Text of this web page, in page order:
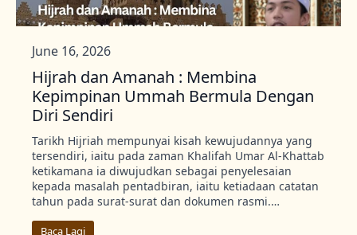
Hijrah dan Amanah : Membina
Kepimpinan Ummah Bermula Dengan
Diri Sendiri
June 16, 2026
Tarikh Hijriah mempunyai kisah kewujudannya yang
tersendiri, iaitu pada zaman Khalifah Umar Al-Khattab
ketikamana ia diwujudkan sebagai penyelesaian
kepada masalah pentadbiran, iaitu ketiadaan catatan
tahun pada surat-surat dan dokumen rasmi.…
Baca Lagi